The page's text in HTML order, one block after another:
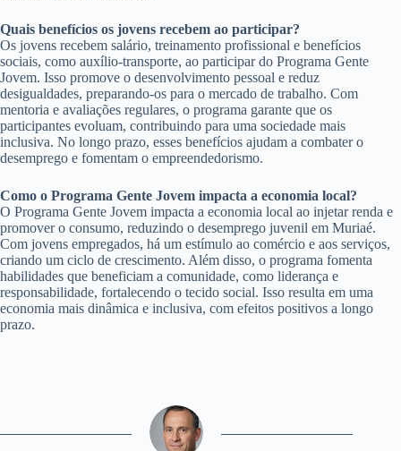
Quais benefícios os jovens recebem ao participar?
Os jovens recebem salário, treinamento profissional e benefícios
sociais, como auxílio-transporte, ao participar do Programa Gente
Jovem. Isso promove o desenvolvimento pessoal e reduz
desigualdades, preparando-os para o mercado de trabalho. Com
mentoria e avaliações regulares, o programa garante que os
participantes evoluam, contribuindo para uma sociedade mais
inclusiva. No longo prazo, esses benefícios ajudam a combater o
desemprego e fomentam o empreendedorismo.
Como o Programa Gente Jovem impacta a economia local?
O Programa Gente Jovem impacta a economia local ao injetar renda e
promover o consumo, reduzindo o desemprego juvenil em Muriaé.
Com jovens empregados, há um estímulo ao comércio e aos serviços,
criando um ciclo de crescimento. Além disso, o programa fomenta
habilidades que beneficiam a comunidade, como liderança e
responsabilidade, fortalecendo o tecido social. Isso resulta em uma
economia mais dinâmica e inclusiva, com efeitos positivos a longo
prazo.